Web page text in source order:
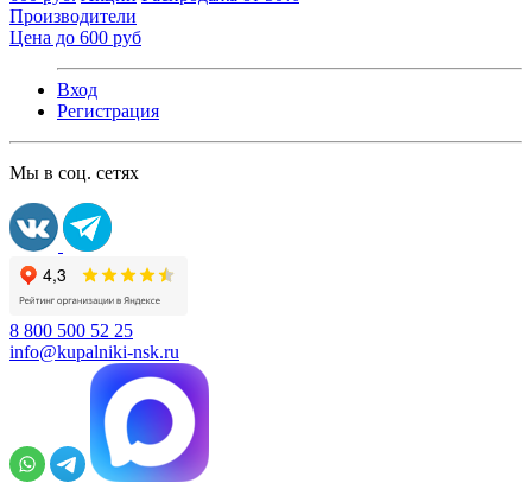
Производители
Цена до 600 руб
Вход
Регистрация
Мы в соц. сетях
8 800 500 52 25
info@kupalniki-nsk.ru